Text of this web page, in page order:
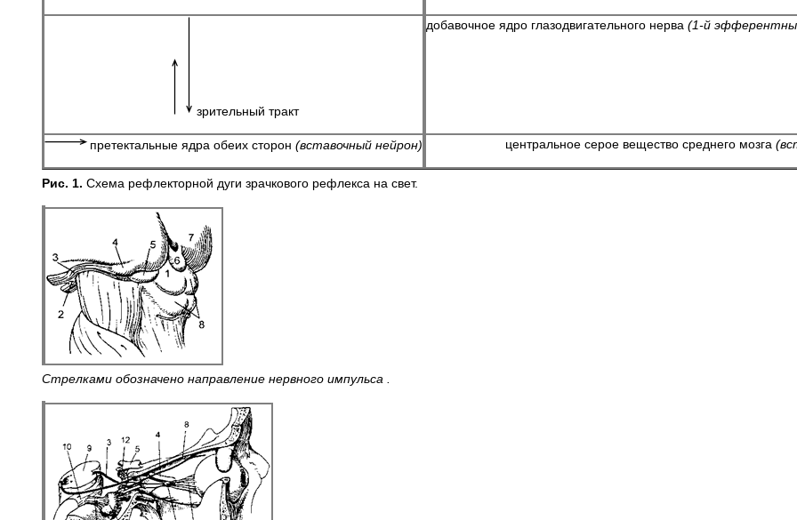
зрительный тракт
добавочное ядро глазодвигательного нерва (1-й
претектальные ядра обеих сторон (вставочный нейрон) центральное серое вещество среднего мозга
Рис. 1. Схема рефлекторной дуги зрачкового рефлекса на свет.
Стрелками обозначено направление нервного импульса .